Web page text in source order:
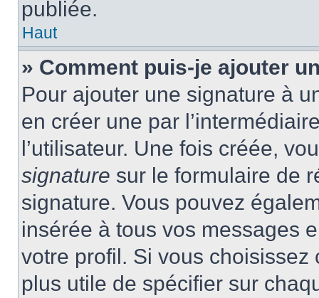
publiée.
Haut
» Comment puis-je ajouter
Pour ajouter une signature à
en créer une par
l’utilisateur. Une fois créée,
signature sur le formulaire de
signature. Vous pouvez
insérée à tous vos messages
votre profil. Si vous
plus utile de spécifier sur